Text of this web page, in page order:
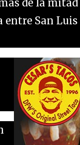
de la
entre San